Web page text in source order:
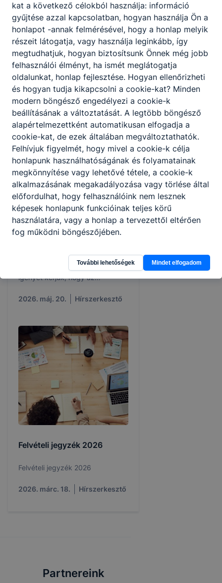
ISKOLÁNK NYÁRI
NYITVATARTÁSA
2026. júl. 6. Hírszerkesztő
Intézményi közétkeztetés -
elektronikus
ADATFELVÉTELI LAP a
2026-2027. tanévre
gyermeknek a következő tanévre
vonatkozó intézményi étkezési
igényét kérjük, hogy az
felületén jelezze az intézményi
Hivatala felé.
2026. máj. 20. Hírszerkesztő
Felvételi jegyzék 2026
Felvételi jegyzék 2026
2026. márc. 18. Hírszerkesztő
Partnereink
kat a következő célokból használja: információ
gyűjtése azzal kapcsolatban, hogyan használja Ön a
honlapot -annak felmérésével, hogy a honlap melyik
részeit látogatja, vagy használja leginkább, így
megtudhatjuk, hogyan biztosítsunk Önnek még jobb
felhasználói élményt, ha ismét meglátogatja
oldalunkat, honlap fejlesztése. Hogyan ellenőrizheti
és hogyan tudja kikapcsolni a cookie-kat? Minden
modern böngésző engedélyezi a cookie-k
beállításának a változtatását. A legtöbb böngésző
alapértelmezettként automatikusan elfogadja a
cookie-kat, de ezek általában megváltoztathatók.
Felhívjuk figyelmét, hogy mivel a cookie-k célja
honlapunk használhatóságának és folyamatainak
megkönnyítése vagy lehetővé tétele, a cookie-k
alkalmazásának megakadályozása vagy törlése által
előfordulhat, hogy felhasználóink nem lesznek
képesek honlapunk funkcióinak teljes körű
használatára, vagy a honlap a tervezettől eltérően
fog működni böngészőjében.
További lehetőségek Mindet elfogadom